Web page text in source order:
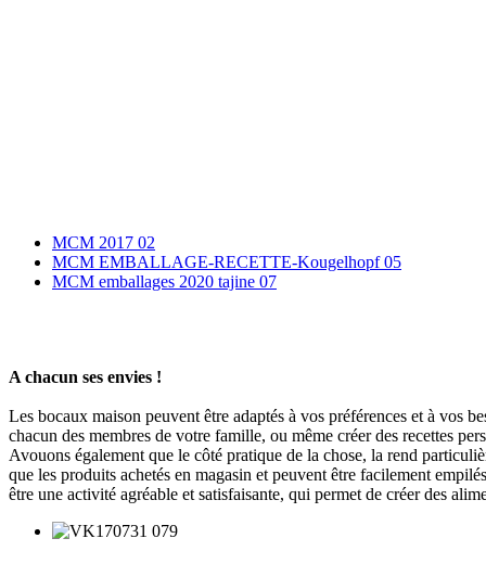
MCM 2017 02
MCM EMBALLAGE-RECETTE-Kougelhopf 05
MCM emballages 2020 tajine 07
A chacun ses envies !
Les bocaux maison peuvent être adaptés à vos préférences et à vos
chacun des membres de votre famille, ou même créer des recettes
Avouons également que le côté pratique de la chose, la rend
que les produits achetés en magasin et peuvent être facilement
être une activité agréable et satisfaisante, qui permet de créer des